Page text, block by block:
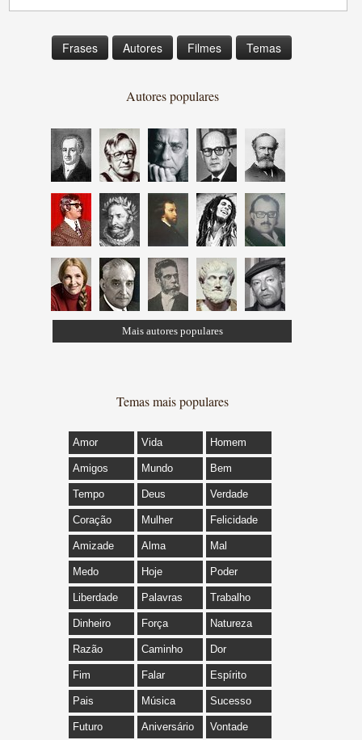
Frases Autores Filmes Temas
Autores populares
Mais autores populares
Temas mais populares
Amor Vida Homem
Amigos Mundo Bem
Tempo Deus Verdade
Coração Mulher Felicidade
Amizade Alma Mal
Medo Hoje Poder
Liberdade Palavras Trabalho
Dinheiro Força Natureza
Razão Caminho Dor
Fim Falar Espírito
Pais Música Sucesso
Futuro Aniversário Vontade